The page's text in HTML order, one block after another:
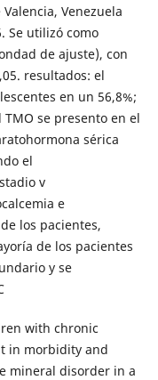
Venezuela
Se utilizó como
de ajuste), con
resultados: el
en un 56,8%;
TMO se presento en el
sérica
el
v
e
los pacientes,
de los pacientes
y se
with chronic
in morbidity and
mineral disorder in a